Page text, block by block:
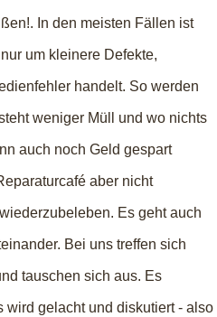
In den meisten Fällen ist
um kleinere Defekte,
handelt. So werden
weniger Müll und wo nichts
auch noch Geld gespart
aber nicht
Es geht auch
Bei uns treffen sich
tauschen sich aus. Es
wird gelacht und diskutiert - also